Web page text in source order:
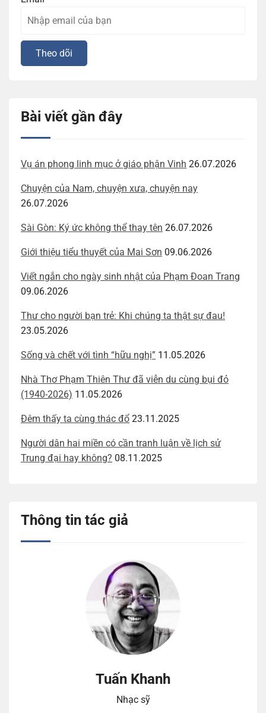
Bài viết gần đây
Vụ án phong linh mục ở giáo phận Vinh 26.07.2026
Chuyện của Nam, chuyện xưa, chuyện nay
26.07.2026
Sài Gòn: Ký ức không thể thay tên 26.07.2026
Giới thiệu tiểu thuyết của Mai Sơn 09.06.2026
Viết ngắn cho ngày sinh nhật của Phạm Đoan Trang
09.06.2026
Thư cho người bạn trẻ: Khi chúng ta thật sự đau!
23.05.2026
Sống và chết với tình “hữu nghị” 11.05.2026
Nhà Thơ Phạm Thiên Thư đã viễn du cùng bụi đỏ
(1940-2026) 11.05.2026
Đêm thấy ta cùng thác đổ 23.11.2025
Người dân hai miền có cần tranh luận về lịch sử
Trung đại hay không? 08.11.2025
Thông tin tác giả
Tuấn Khanh
Nhạc sỹ